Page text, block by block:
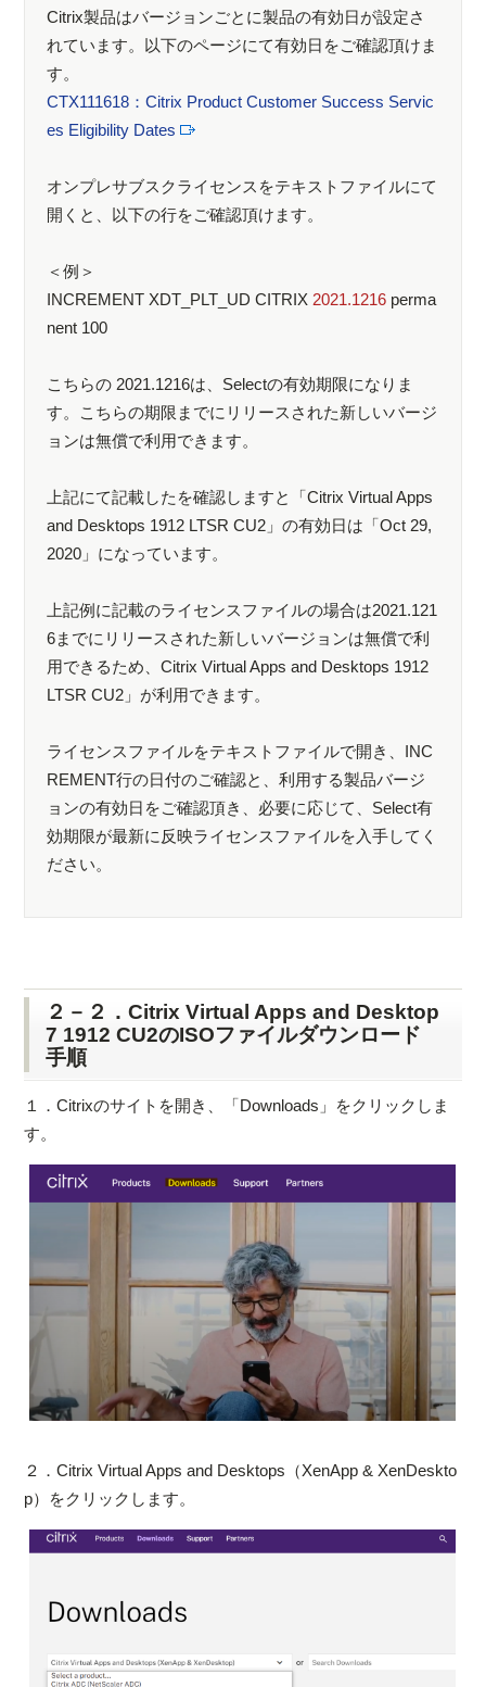
Citrix製品はバージョンごとに製品の有効日が設定さ
れています。以下のページにて有効日をご確認頂けま
す。
CTX111618：Citrix Product Customer Success Servic
es Eligibility Dates
オンプレサブスクライセンスをテキストファイルにて
開くと、以下の行をご確認頂けます。
＜例＞
INCREMENT XDT_PLT_UD CITRIX 2021.1216 perma
nent 100
こちらの 2021.1216は、Selectの有効期限になりま
す。こちらの期限までにリリースされた新しいバージ
ョンは無償で利用できます。
上記にて記載したを確認しますと「Citrix Virtual Apps
and Desktops 1912 LTSR CU2」の有効日は「Oct 29,
2020」になっています。
上記例に記載のライセンスファイルの場合は2021.121
6までにリリースされた新しいバージョンは無償で利
用できるため、Citrix Virtual Apps and Desktops 1912
LTSR CU2」が利用できます。
ライセンスファイルをテキストファイルで開き、INC
REMENT行の日付のご確認と、利用する製品バージ
ョンの有効日をご確認頂き、必要に応じて、Select有
効期限が最新に反映ライセンスファイルを入手してく
ださい。
２－２．Citrix Virtual Apps and Desktop
7 1912 CU2のISOファイルダウンロード
手順
１．Citrixのサイトを開き、「Downloads」をクリックしま
す。
２．Citrix Virtual Apps and Desktops（XenApp & XenDeskto
p）をクリックします。